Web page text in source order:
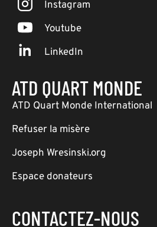
Instagram
Youtube
LinkedIn
ATD QUART MONDE
ATD Quart Monde International
Refuser la misère
Joseph Wresinski.org
Espace donateurs
CONTACTEZ-NOUS